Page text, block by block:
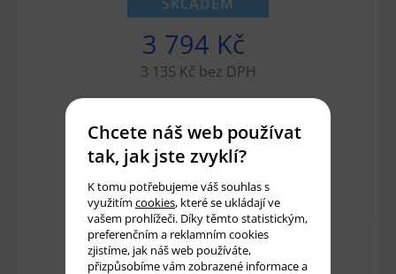
3 794 Kč
3 135 Kč bez DPH
Množství: ks
Přidat do košíku
Chcete náš web používat
tak, jak jste zvyklí?
K tomu potřebujeme váš souhlas s
využitím cookies, které se ukládají ve
vašem prohlížeči. Díky těmto statistickým,
preferenčním a reklamním cookies
zjistíme, jak náš web používáte,
přizpůsobíme vám zobrazené informace a